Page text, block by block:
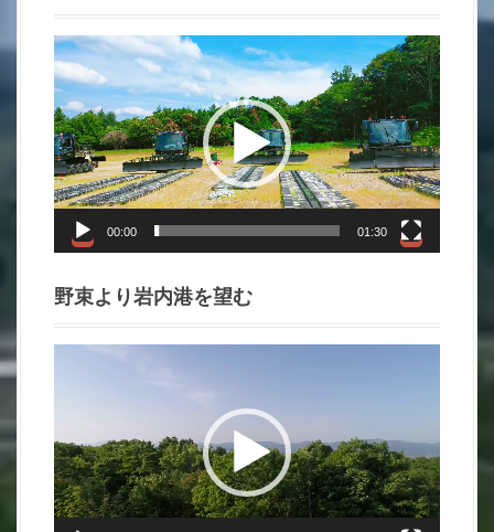
動
画
プ
レ
ー
ヤ
00:00 01:30
野束より岩内港を望む
レ
ー
ヤ